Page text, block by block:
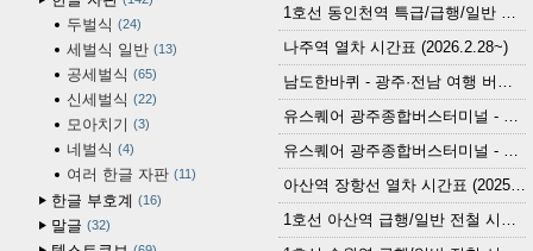
두벌식 24
세벌식 일반 13
공세벌식 65
신세벌식 22
모아치기 3
네벌식 4
여러 한글 자판 11
한글 부호계 16
말글 32
1호선 동인천역 특급/급행/일반 전철 시간표 (2026.2.28~)
나주역 열차 시간표 (2026.2.28~)
남도한바퀴 - 광주·전남 여행 버스 노선 (2026.3.1~5.31)
유스퀘어 광주종합버스터미널 - 곡성,순천／화순,보성,율포 방면 시외버스 시간표 (2026.1.31)
유스퀘어 광주종합버스터미널 - 담양, 순창, 남원, 무주, 장수, 거창, 대구 방면 시외버스 시간표 (2026...
아산역 장항선 열차 시간표 (2025.12.30 기준) (무궁화호, ITX-마음, 새마을호, 서해금빛열차)
1호선 아산역 급행/일반 전철 시간표 (2025.12.30~)